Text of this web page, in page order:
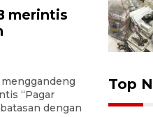
merintis
“Pagar
dengan
Top